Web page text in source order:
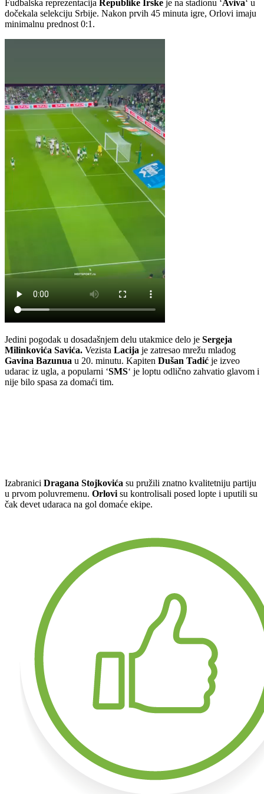
Fudbalska reprezentacija Republike Irske je na stadionu ‘Aviva‘ u
dočekala selekciju Srbije. Nakon prvih 45 minuta igre, Orlovi imaju
minimalnu prednost 0:1.
Jedini pogodak u dosadašnjem delu utakmice delo je Sergeja
Milinkovića Savića. Vezista Lacija je zatresao mrežu mladog
Gavina Bazunua u 20. minutu. Kapiten Dušan Tadić je izveo
udarac iz ugla, a popularni ‘SMS‘ je loptu odlično zahvatio glavom i
nije bilo spasa za domaći tim.
Izabranici Dragana Stojkovića su pružili znatno kvalitetniju partiju
u prvom poluvremenu. Orlovi su kontrolisali posed lopte i uputili su
čak devet udaraca na gol domaće ekipe.